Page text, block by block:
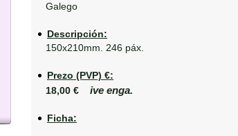
Galego
Descripción:
150x210mm. 246 páx.
Prezo (PVP) €:
18,00 € ive enga.
Ficha: